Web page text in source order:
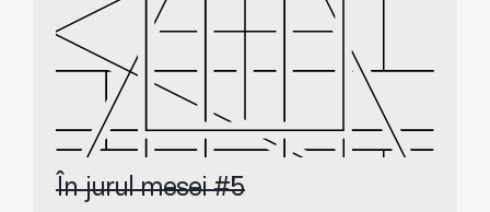
În jurul mesei #5